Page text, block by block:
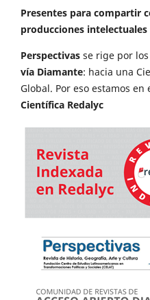
Presentes para compartir
producciones intelectuales
Perspectivas se rige por
vía Diamante: hacia una
Global. Por eso estamos en
Científica Redalyc